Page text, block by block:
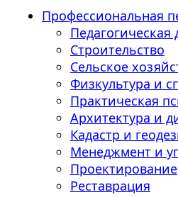
Профессиональная
Педагогическая
Строительство
Сельское
Физкультура и
Практическая
Архитектура и
Кадастр и
Менеджмент и
Проектирование
Реставрация